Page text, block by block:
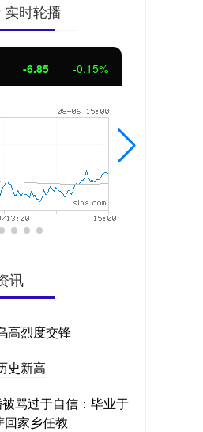
时轮播
3.42 0.30%
讯
高烈度交锋
史新高
骂过于自信：毕业于
家乡任教